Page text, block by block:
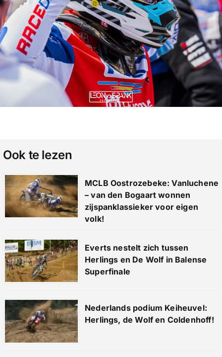
Ook te lezen
MCLB Oostrozebeke: Vanluchene
– van den Bogaart wonnen
zijspanklassieker voor eigen
volk!
Everts nestelt zich tussen
Herlings en De Wolf in Balense
Superfinale
Nederlands podium Keiheuvel:
Herlings, de Wolf en Coldenhoff!